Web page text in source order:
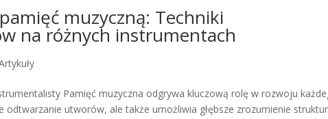
muzyczną: Techniki
na różnych instrumentach
Pamięć muzyczna odgrywa kluczową rolę w rozwoju
odtwarzanie utworów, ale także umożliwia głębsze zrozumienie